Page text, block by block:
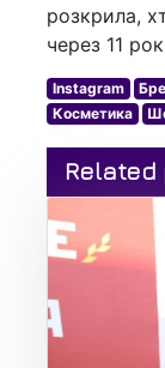
розкрила,
через 11
Instagram
Косметика
Related